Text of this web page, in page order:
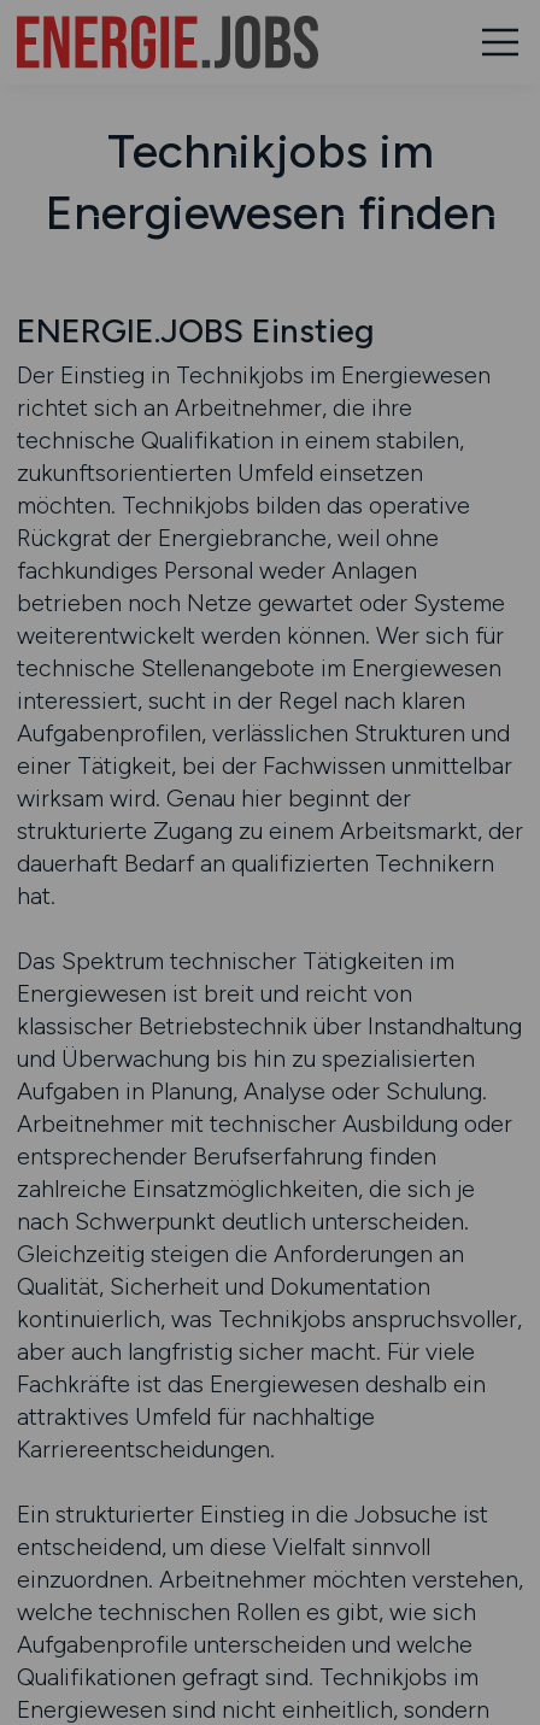
Technikjobs im
Energiewesen finden
ENERGIE.JOBS Einstieg
Der Einstieg in Technikjobs im Energiewesen
richtet sich an Arbeitnehmer, die ihre
technische Qualifikation in einem stabilen,
zukunftsorientierten Umfeld einsetzen
möchten. Technikjobs bilden das operative
Rückgrat der Energiebranche, weil ohne
fachkundiges Personal weder Anlagen
betrieben noch Netze gewartet oder Systeme
weiterentwickelt werden können. Wer sich für
technische Stellenangebote im Energiewesen
interessiert, sucht in der Regel nach klaren
Aufgabenprofilen, verlässlichen Strukturen und
einer Tätigkeit, bei der Fachwissen unmittelbar
wirksam wird. Genau hier beginnt der
strukturierte Zugang zu einem Arbeitsmarkt, der
dauerhaft Bedarf an qualifizierten Technikern
hat.
Das Spektrum technischer Tätigkeiten im
Energiewesen ist breit und reicht von
klassischer Betriebstechnik über Instandhaltung
und Überwachung bis hin zu spezialisierten
Aufgaben in Planung, Analyse oder Schulung.
Arbeitnehmer mit technischer Ausbildung oder
entsprechender Berufserfahrung finden
zahlreiche Einsatzmöglichkeiten, die sich je
nach Schwerpunkt deutlich unterscheiden.
Gleichzeitig steigen die Anforderungen an
Qualität, Sicherheit und Dokumentation
kontinuierlich, was Technikjobs anspruchsvoller,
aber auch langfristig sicher macht. Für viele
Fachkräfte ist das Energiewesen deshalb ein
attraktives Umfeld für nachhaltige
Karriereentscheidungen.
Ein strukturierter Einstieg in die Jobsuche ist
entscheidend, um diese Vielfalt sinnvoll
einzuordnen. Arbeitnehmer möchten verstehen,
welche technischen Rollen es gibt, wie sich
Aufgabenprofile unterscheiden und welche
Qualifikationen gefragt sind. Technikjobs im
Energiewesen sind nicht einheitlich, sondern